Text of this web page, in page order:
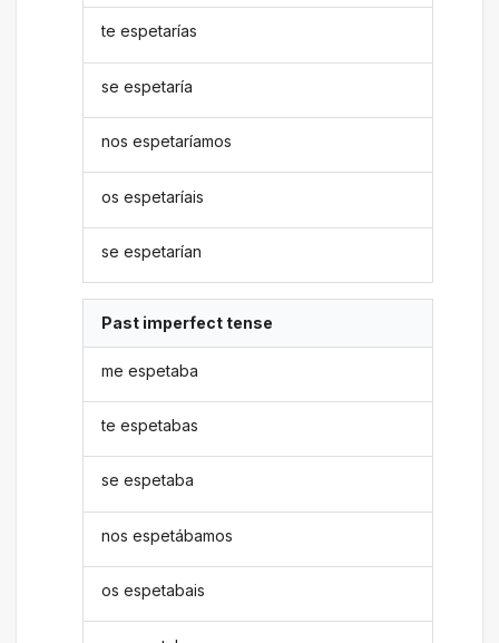
te espetarías
se espetaría
nos espetaríamos
os espetaríais
se espetarían
Past imperfect tense
me espetaba
te espetabas
se espetaba
nos espetábamos
os espetabais